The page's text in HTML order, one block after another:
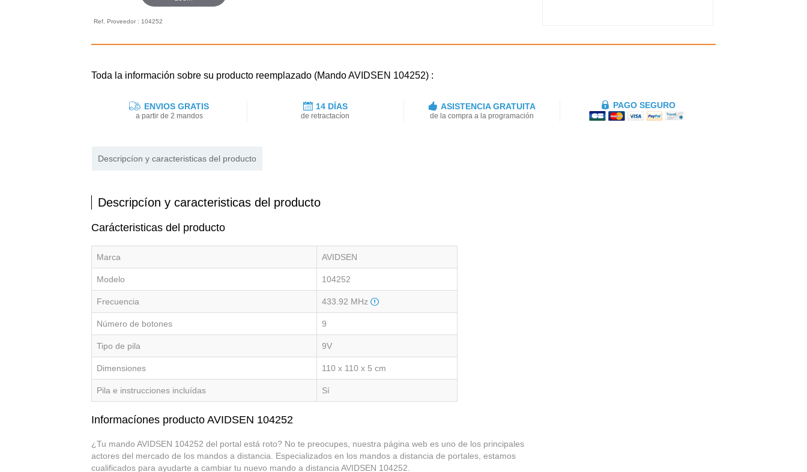
Ref. Proveedor : 104252
Toda la información sobre su producto reemplazado (Mando AVIDSEN 104252) :
ENVIOS GRATIS
a partir de 2 mandos
14 DÍAS
de retractacíon
ASISTENCIA GRATUITA
de la compra a la programación
PAGO SEGURO
Descripcíon y caracteristicas del producto
Descripcíon y caracteristicas del producto
Carácteristicas del producto
Marca AVIDSEN
Modelo 104252
Frecuencia 433.92 MHz
Número de botones 9
Tipo de pila 9V
Dimensiones 110 x 110 x 5 cm
Pila e instrucciones incluídas Sí
Informacíones producto AVIDSEN 104252
¿Tu mando AVIDSEN 104252 del portal está roto? No te preocupes, nuestra página web es uno de los principales
actores del mercado de los mandos a distancia. Especializados en los mandos a distancia de portales, estamos
cualificados para ayudarte a cambiar tu nuevo mando a distancia AVIDSEN 104252.